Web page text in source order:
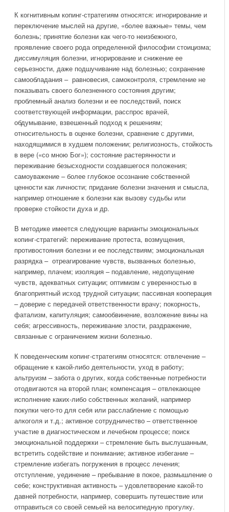
К когнитивным копинг-стратегиям относятся: игнорирование и
переключение мыслей на другие, «более важные» темы, чем
болезнь; принятие болезни как чего-то неизбежного,
проявление своего рода определенной философии стоицизма;
диссимуляция болезни, игнорирование и снижение ее
серьезности, даже подшучивание над болезнью; сохранение
самообладания – равновесия, самоконтроля, стремление не
показывать своего болезненного состояния другим;
проблемный анализ болезни и ее последствий, поиск
соответствующей информации, расспрос врачей,
обдумывание, взвешенный подход к решениям;
относительность в оценке болезни, сравнение с другими,
находящимися в худшем положении; религиозность, стойкость
в вере («со мною Бог»); состояние растерянности и
переживание безысходности создавшегося положения;
самоуважение – более глубокое осознание собственной
ценности как личности; придание болезни значения и смысла,
например отношение к болезни как вызову судьбы или
проверке стойкости духа и др.
В методике имеется следующие варианты эмоциональных
копинг-стратегий: переживание протеста, возмущения,
противостояния болезни и ее последствиям; эмоциональная
разрядка – отреагирование чувств, вызванных болезнью,
например, плачем; изоляция – подавление, недопущение
чувств, адекватных ситуации; оптимизм с уверенностью в
благоприятный исход трудной ситуации; пассивная кооперация
– доверие с передачей ответственности врачу; покорность,
фатализм, капитуляция; самообвинение, возложение вины на
себя; агрессивность, переживание злости, раздражение,
связанные с ограничением жизни болезнью.
К поведенческим копинг-стратегиям относятся: отвлечение –
обращение к какой-либо деятельности, уход в работу;
альтруизм – забота о других, когда собственные потребности
отодвигаются на второй план; компенсация – отвлекающее
исполнение каких-либо собственных желаний, например
покупки чего-то для себя или расслабление с помощью
алкоголя и т.д.; активное сотрудничество – ответственное
участие в диагностическом и лечебном процессе; поиск
эмоциональной поддержки – стремление быть выслушанным,
встретить содействие и понимание; активное избегание –
стремление избегать погружения в процесс лечения;
отступление, уединение – пребывание в покое, размышление о
себе; конструктивная активность – удовлетворение какой-то
давней потребности, например, совершить путешествие или
отправиться со своей семьей на велосипедную прогулку.